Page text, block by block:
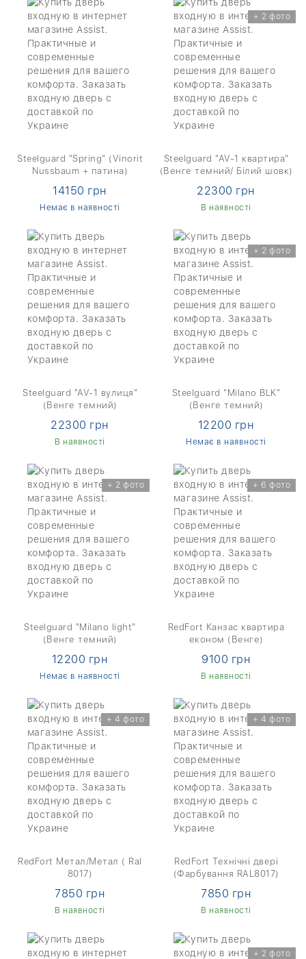
Steelguard "Spring" (Vinorit
Nussbaum + патина)
14150 грн
Немає в наявності
+ 2 фото
Steelguard "AV-1 квартира"
(Венге темний/ Білий шовк)
22300 грн
В наявності
Steelguard "AV-1 вулиця"
(Венге темний)
22300 грн
В наявності
+ 2 фото
Steelguard "Milano BLK"
(Венге темний)
12200 грн
Немає в наявності
+ 2 фото
Steelguard "Milano light"
(Венге темний)
12200 грн
Немає в наявності
+ 6 фото
RedFort Канзас квартира
економ (Венге)
9100 грн
В наявності
+ 4 фото
RedFort Метал/Метал ( Ral
8017)
7850 грн
В наявності
+ 4 фото
RedFort Технічні двері
(Фарбування RAL8017)
7850 грн
В наявності
+ 2 фото